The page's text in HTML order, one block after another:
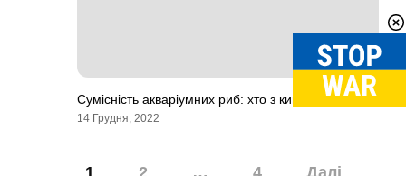
Сумісність акваріумних риб: хто з ким уживається?
14 Грудня, 2022
1 2 … 4 Далі